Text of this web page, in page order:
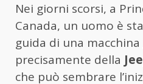
Nei giorni scorsi, a
Canada, un uomo è
guida di una
precisamente della
che può sembrare